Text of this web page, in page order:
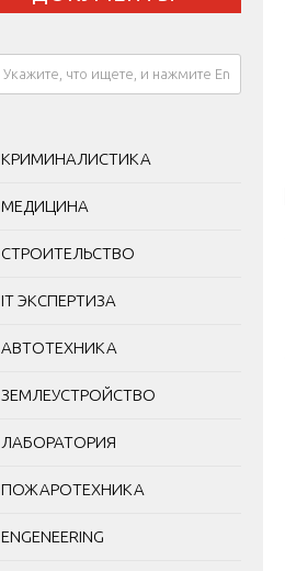
КРИМИНАЛИСТИКА
МЕДИЦИНА
СТРОИТЕЛЬСТВО
IT ЭКСПЕРТИЗА
АВТОТЕХНИКА
ЗЕМЛЕУСТРОЙСТВО
ЛАБОРАТОРИЯ
ПОЖАРОТЕХНИКА
ENGENEERING